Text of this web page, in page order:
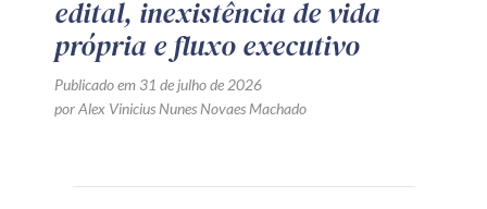
edital, inexistência de vida
própria e fluxo executivo
Publicado em 31 de julho de 2026
por Alex Vinicius Nunes Novaes Machado